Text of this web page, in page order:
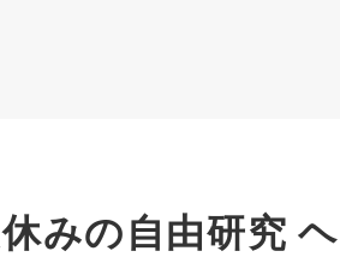
みの自由研究